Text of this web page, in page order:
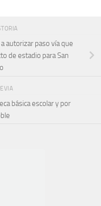
autorizar paso vía que
de estadio para San
básica escolar y por